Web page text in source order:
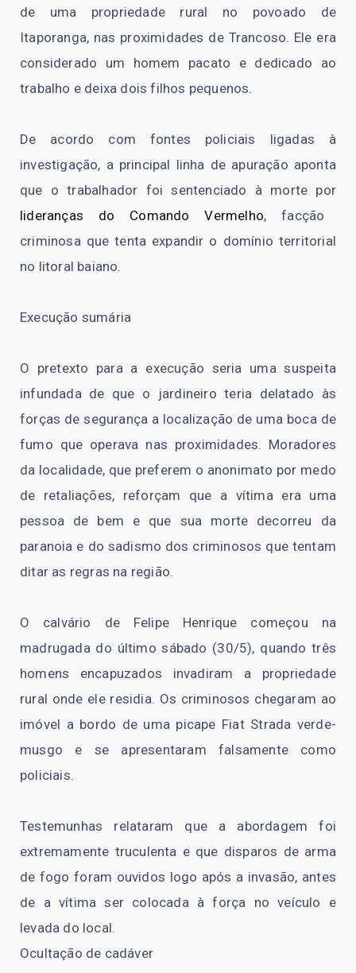
de uma propriedade rural no povoado de
Itaporanga, nas proximidades de Trancoso. Ele era
considerado um homem pacato e dedicado ao
trabalho e deixa dois filhos pequenos.
De acordo com fontes policiais ligadas à
investigação, a principal linha de apuração aponta
que o trabalhador foi sentenciado à morte por
lideranças do Comando Vermelho, facção
criminosa que tenta expandir o domínio territorial
no litoral baiano.
Execução sumária
O pretexto para a execução seria uma suspeita
infundada de que o jardineiro teria delatado às
forças de segurança a localização de uma boca de
fumo que operava nas proximidades. Moradores
da localidade, que preferem o anonimato por medo
de retaliações, reforçam que a vítima era uma
pessoa de bem e que sua morte decorreu da
paranoia e do sadismo dos criminosos que tentam
ditar as regras na região.
O calvário de Felipe Henrique começou na
madrugada do último sábado (30/5), quando três
homens encapuzados invadiram a propriedade
rural onde ele residia. Os criminosos chegaram ao
imóvel a bordo de uma picape Fiat Strada verde-
musgo e se apresentaram falsamente como
policiais.
Testemunhas relataram que a abordagem foi
extremamente truculenta e que disparos de arma
de fogo foram ouvidos logo após a invasão, antes
de a vítima ser colocada à força no veículo e
levada do local.
Ocultação de cadáver